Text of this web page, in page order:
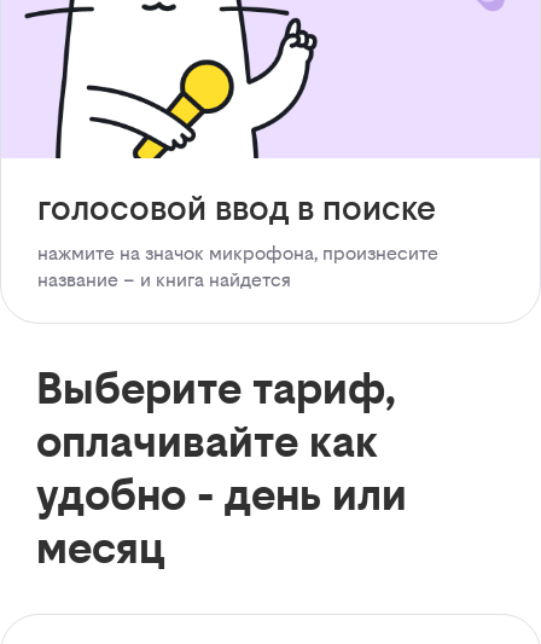
голосовой ввод в поиске
нажмите на значок микрофона, произнесите
название – и книга найдется
Выберите тариф,
оплачивайте как
удобно - день или
месяц